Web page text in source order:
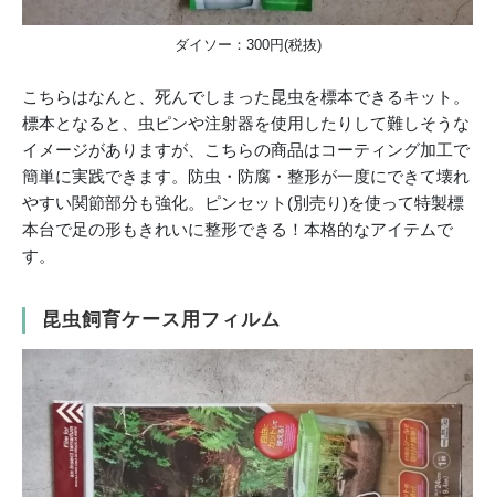
ダイソー：300円(税抜)
こちらはなんと、死んでしまった昆虫を標本できるキット。
標本となると、虫ピンや注射器を使用したりして難しそうな
イメージがありますが、こちらの商品はコーティング加工で
簡単に実践できます。防虫・防腐・整形が一度にできて壊れ
やすい関節部分も強化。ピンセット(別売り)を使って特製標
本台で足の形もきれいに整形できる！本格的なアイテムで
す。
昆虫飼育ケース用フィルム